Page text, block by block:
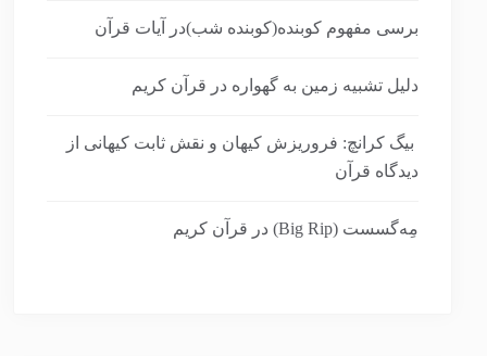
برسی مفهوم کوبنده(کوبنده شب)در آیات قرآن
دلیل تشبیه زمین به گهواره در قرآن کریم
بیگ کرانچ: فروریزش کیهان و نقش ثابت کیهانی از
دیدگاه قرآن
مِه‌گسست (Big Rip) در قرآن کریم